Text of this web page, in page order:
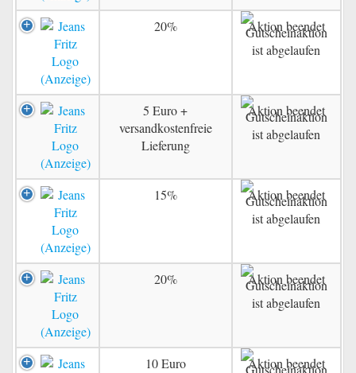
20% Aktion beendet
5 Euro +
versandkostenfreie
Lieferung
Aktion beendet
15% Aktion beendet
20% Aktion beendet
10 Euro Aktion beendet